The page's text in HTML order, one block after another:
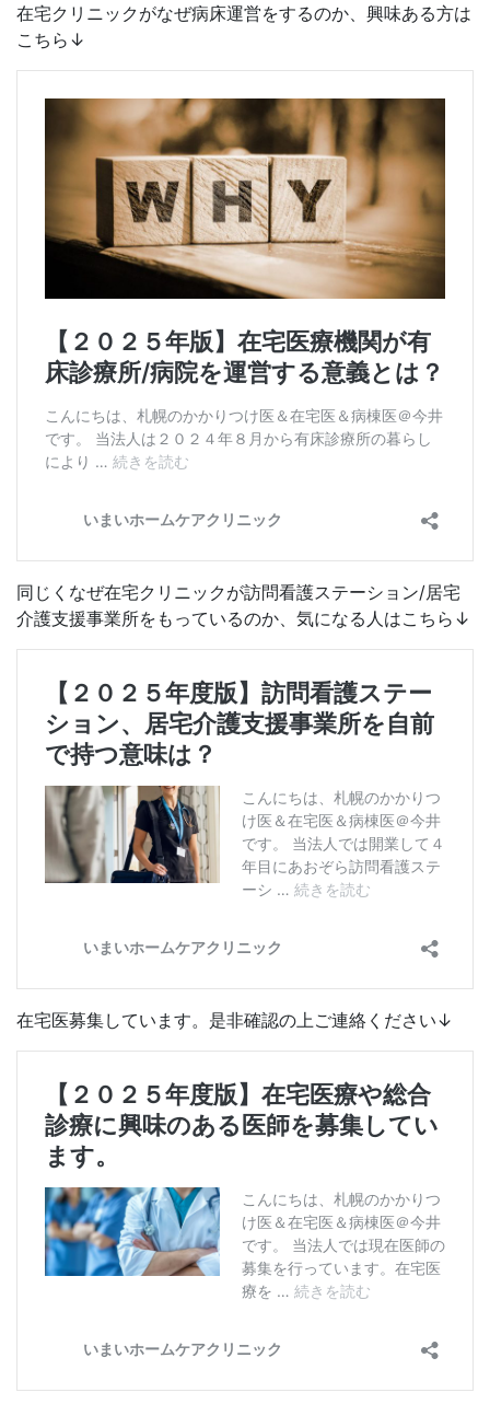
在宅クリニックがなぜ病床運営をするのか、興味ある方は
こちら↓
同じくなぜ在宅クリニックが訪問看護ステーション/居宅
介護支援事業所をもっているのか、気になる人はこちら↓
在宅医募集しています。是非確認の上ご連絡ください↓